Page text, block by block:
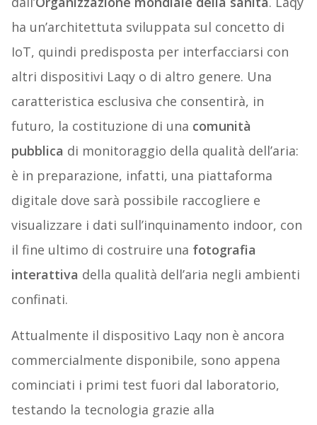
ha un’architettuta sviluppata sul concetto di
IoT, quindi predisposta per interfacciarsi con
altri dispositivi Laqy o di altro genere. Una
caratteristica esclusiva che consentirà, in
futuro, la costituzione di una comunità
pubblica di monitoraggio della qualità dell’aria:
è in preparazione, infatti, una piattaforma
digitale dove sarà possibile raccogliere e
visualizzare i dati sull’inquinamento indoor, con
il fine ultimo di costruire una fotografia
interattiva della qualità dell’aria negli ambienti
confinati.
Attualmente il dispositivo Laqy non è ancora
commercialmente disponibile, sono appena
cominciati i primi test fuori dal laboratorio,
testando la tecnologia grazie alla